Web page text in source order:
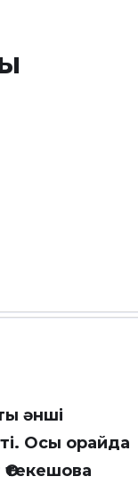
әнші
Осы орайда